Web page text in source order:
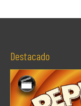
Destacado